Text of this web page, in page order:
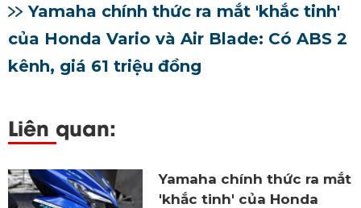
Yamaha chính thức ra mắt 'khắc tinh'
của Honda Vario và Air Blade: Có ABS 2
kênh, giá 61 triệu đồng
Liên quan:
Yamaha chính thức ra mắt
'khắc tinh' của Honda